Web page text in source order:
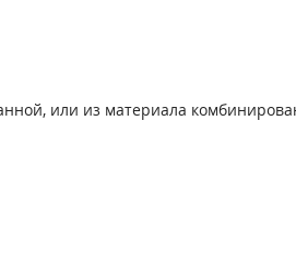
или из материала